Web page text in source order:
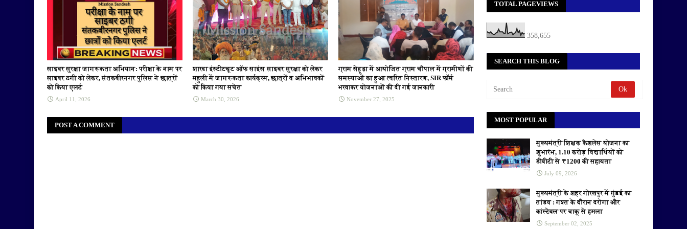
साइबर सुरक्षा जागरूकता अभियान: परीक्षा के नाम पर
साइबर ठगी को लेकर, संतकबीरनगर पुलिस ने छात्रों
को किया एलर्ट
April 11, 2026
शारदा इंस्टीट्यूट ऑफ साइंस साइबर सुरक्षा को लेकर
महुली में जागरूकता कार्यक्रम, छात्रों व अभिभावकों
को किया गया सचेत
March 30, 2026
ग्राम सेहूड़ा में आयोजित ग्राम चौपाल में ग्रामीणों की
समस्याओं का हुआ त्वरित निस्तारण, SIR फॉर्म
भरवाकर योजनाओं की दी गई जानकारी
November 27, 2025
POST A COMMENT
TOTAL PAGEVIEWS
358,655
SEARCH THIS BLOG
MOST POPULAR
मुख्यमंत्री शिक्षक कैशलेस योजना का
शुभारंभ, 1.10 करोड़ विद्यार्थियों को
डीबीटी से ₹1200 की सहायता
July 09, 2026
मुख्यमंत्री के शहर गोरखपुर में गुंडई का
तांडव : गश्त के दौरान दरोगा और
कांस्टेबल पर चाकू से हमला
September 02, 2025